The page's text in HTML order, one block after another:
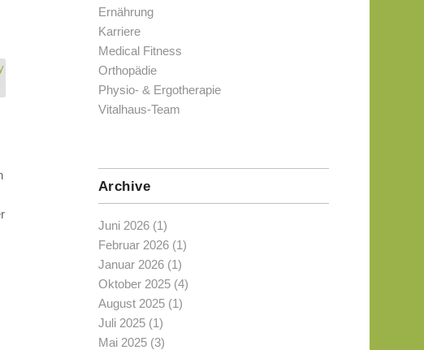
Ernährung
Karriere
Medical Fitness
Orthopädie
Physio- & Ergotherapie
Vitalhaus-Team
Archive
Juni 2026(1)
Februar 2026(1)
Januar 2026(1)
Oktober 2025(4)
August 2025(1)
Juli 2025(1)
Mai 2025(3)